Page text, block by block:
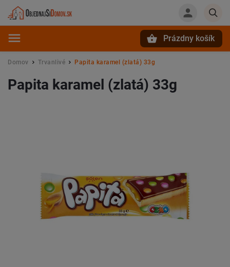
Prázdny košík
Domov / Trvanlivé / Papita karamel (zlatá) 33g
Papita karamel (zlatá) 33g